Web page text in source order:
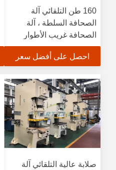
160 طن التلقائي آلة
الصحافة السلطة ، آلة
الصحافة غريب الأطوار
الميكانيكية
احصل على أفضل سعر
صلابة عالية التلقائي آلة